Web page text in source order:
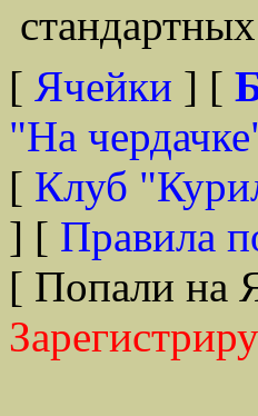
[ Ячейки ] [
"На
[ Клуб
] [ Правила
[ Попали на